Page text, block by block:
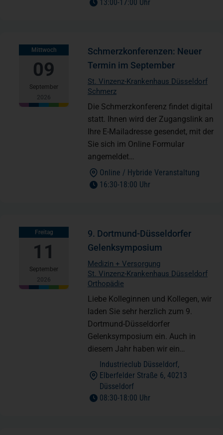
13:00-17:00 Uhr
Mittwoch
09
September
2026
Schmerzkonferenzen: Neuer
Termin im September
St. Vinzenz-Krankenhaus Düsseldorf
Schmerz
Die Schmerzkonferenz findet digital
statt. Ihnen wird der Zugangslink an
Ihre E-Mailadresse gesendet, mit der
Sie sich im Online Formular
angemeldet…
Online / Hybride Veranstaltung
16:30-to
18:00 Uhr
Freitag
11
September
2026
9. Dortmund-Düsseldorfer
Gelenksymposium
Medizin + Versorgung
St. Vinzenz-Krankenhaus Düsseldorf
Orthopädie
Liebe Kolleginnen und Kollegen, wir
laden Sie sehr herzlich zum 9.
Dortmund-Düsseldorfer
Gelenksymposium ein. Auch in
diesem Jahr haben wir ein…
Industrieclub Düsseldorf,
Elberfelder Straße 6, 40213
Düsseldorf(öffnet in einem neuen Tab)
08:30-to
18:00 Uhr